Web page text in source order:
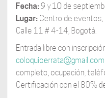
Fecha: 9 y 10 de
Lugar: Centro de eventos,
Calle 11 # 4-14, Bogotá.
Entrada libre con
coloquioerrata@gmail.com
completo, ocupación,
Certificación con el 80%